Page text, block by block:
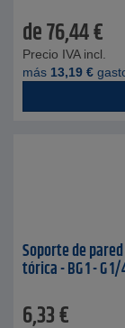
de76,44€
Precio IVA incl.
más 13,19 €
Soporte de
tórica - BG 1 - G
6,33€